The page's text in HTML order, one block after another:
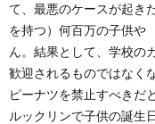
て、最悪のケースが起き
を持つ）何百万の子供
ん。結果として、学校
歓迎されるものではなく
ピーナツを禁止すべきだ
ルックリンで子供の誕生